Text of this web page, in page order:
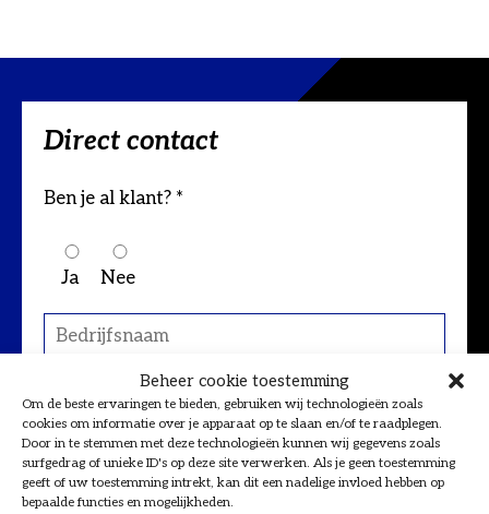
Beheer cookie toestemming
Om de beste ervaringen te bieden, gebruiken wij technologieën zoals
cookies om informatie over je apparaat op te slaan en/of te raadplegen.
Door in te stemmen met deze technologieën kunnen wij gegevens zoals
surfgedrag of unieke ID's op deze site verwerken. Als je geen toestemming
geeft of uw toestemming intrekt, kan dit een nadelige invloed hebben op
bepaalde functies en mogelijkheden.
Direct contact
Ben je al klant? *
Ja Nee